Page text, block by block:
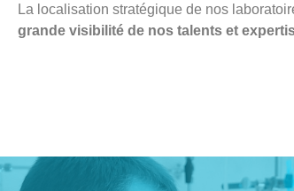
La localisation stratégique de nos
grande visibilité de nos talents et